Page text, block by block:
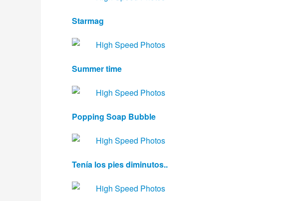
Starmag
Summer time
Popping Soap Bubble
Tenía los pies diminutos..